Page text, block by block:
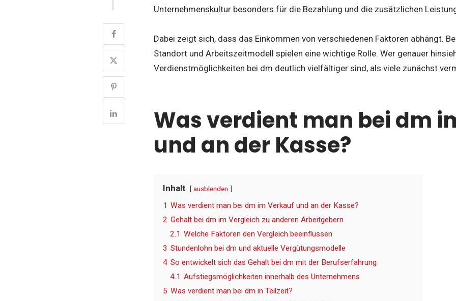
Unternehmenskultur besonders für die Bezahlung und die zusätzlichen
Dabei zeigt sich, dass das Einkommen von verschiedenen Faktoren abhängt.
Standort und Arbeitszeitmodell spielen eine wichtige Rolle. Wer genauer
Verdienstmöglichkeiten bei dm deutlich vielfältiger sind, als viele zunächst
Was verdient man bei dm
und an der Kasse?
Inhalt ausblenden
1 Was verdient man bei dm im Verkauf und an der Kasse?
2 Gehalt bei dm im Vergleich zu anderen Arbeitgebern
2.1 Welche Faktoren den Vergleich beeinflussen
3 Stundenlohn bei dm und aktuelle Vergütungsmodelle
4 So entwickelt sich das Gehalt bei dm mit der Berufserfahrung
4.1 Aufstiegsmöglichkeiten innerhalb des Unternehmens
5 Was verdient man bei dm in Teilzeit?